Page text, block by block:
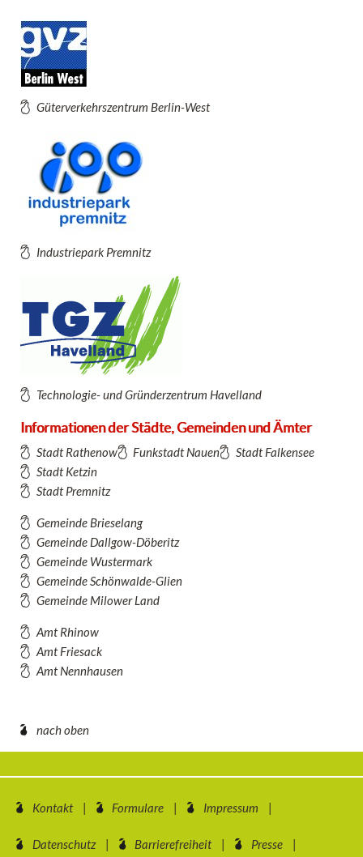
Güterverkehrszentrum Berlin-West
Industriepark Premnitz
Technologie- und Gründerzentrum Havelland
Informationen der Städte, Gemeinden und Ämter
Stadt Rathenow Funkstadt Nauen
Stadt Falkensee
Stadt Ketzin
Stadt Premnitz
Gemeinde Brieselang
Gemeinde Dallgow-Döberitz
Gemeinde Wustermark
Gemeinde Schönwalde-Glien
Gemeinde Milower Land
Amt Rhinow
Amt Friesack
Amt Nennhausen
nach oben
Kontakt Formulare Impressum
Datenschutz Barrierefreiheit Presse